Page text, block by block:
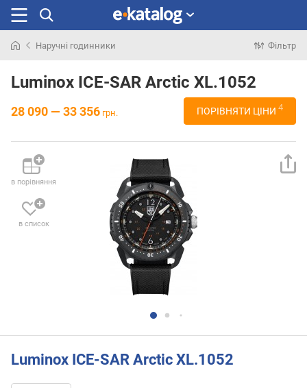
раніше
Наручні годинники Фільтр
Luminox ICE-SAR Arctic XL.1052
28 090 — 33 356 грн. ПОРІВНЯТИ ЦІНИ 4
в порівняння
в список
Luminox ICE-SAR Arctic XL.1052